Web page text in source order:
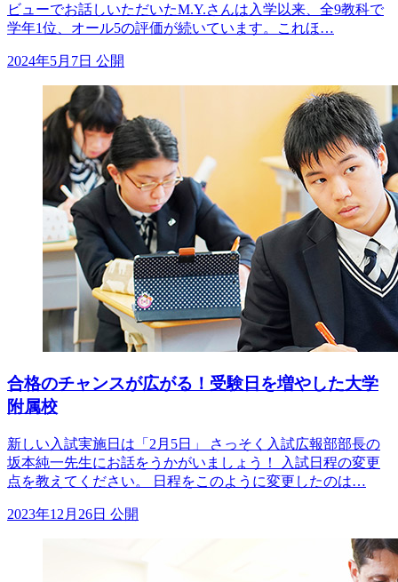
ビューでお話しいただいたM.Y.さんは入学以来、全9教科で
学年1位、オール5の評価が続いています。これほ…
2024年5月7日 公開
合格のチャンスが広がる！受験日を増やした大学
附属校
新しい入試実施日は「2月5日」 さっそく入試広報部部長の
坂本純一先生にお話をうかがいましょう！ 入試日程の変更
点を教えてください。 日程をこのように変更したのは…
2023年12月26日 公開